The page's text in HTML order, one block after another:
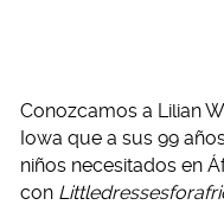
Conozcamos a Lilian
Iowa que a sus 99
niños necesitados en
con